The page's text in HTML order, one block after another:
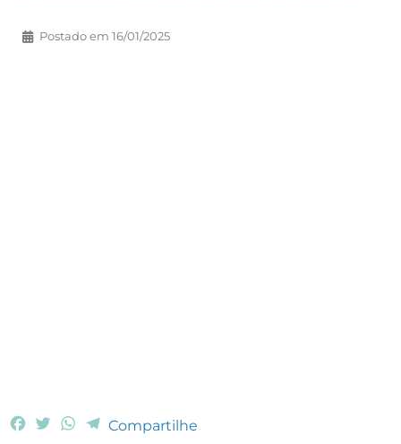
Postado em 16/01/2025
F
W
TCompartilhe